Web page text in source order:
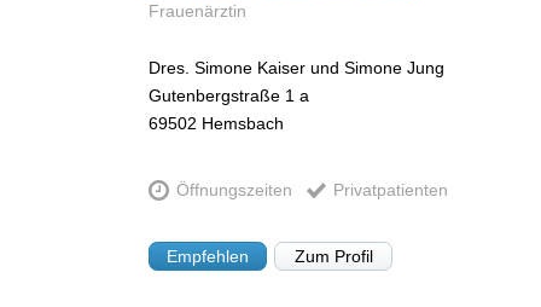
Frauenärztin
Dres. Simone Kaiser und Simone Jung
Gutenbergstraße 1 a
69502 Hemsbach
Öffnungszeiten Privatpatienten
Empfehlen Zum Profil